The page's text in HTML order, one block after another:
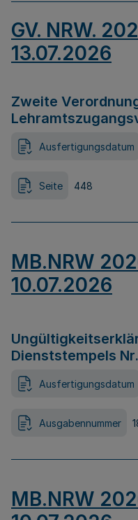
GV. NRW.
13.07.2026
Zweite
Ausfertigungsdatum
Seite 448
MB.NRW
10.07.2026
Dienststempels
Ausfertigungsdatum
Ausgabennummer
MB.NRW